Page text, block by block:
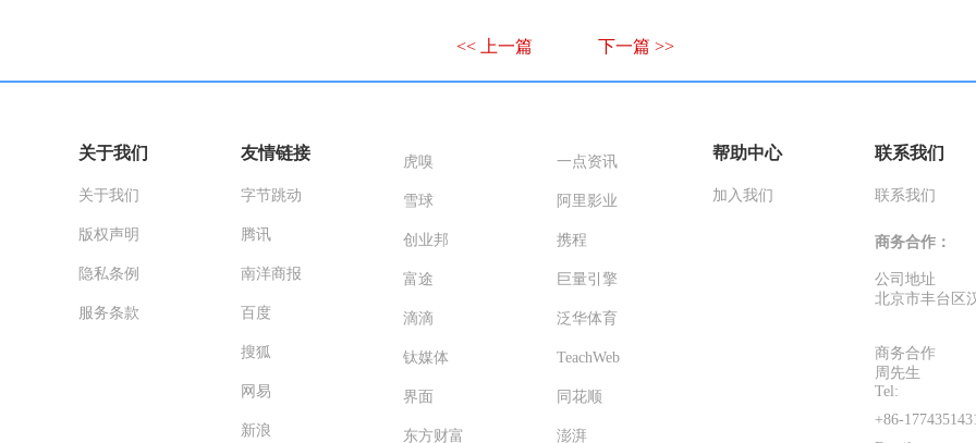
<< 上一篇 下一篇 >>
关于我们
关于我们
版权声明
隐私条例
服务条款
友情链接
字节跳动
腾讯
南洋商报
百度
搜狐
网易
新浪
虎嗅
雪球
创业邦
富途
滴滴
钛媒体
界面
东方财富
一点资讯
阿里影业
携程
巨量引擎
泛华体育
TeachWeb
同花顺
澎湃
帮助中心
加入我们
联系我们
联系我们
商务合作：
公司地址
北京市丰台区
商务合作
周先生
Tel:
+86-